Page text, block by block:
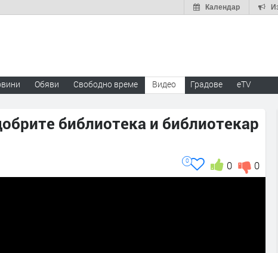
Календар
Обяви Свободно време Видео Градове eTV
библиотека и библиотекар
0
0
0